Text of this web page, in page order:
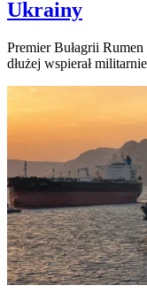
Ukrainy
Premier Bułagrii
dłużej wspierał